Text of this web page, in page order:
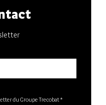
du Groupe Trecobat *